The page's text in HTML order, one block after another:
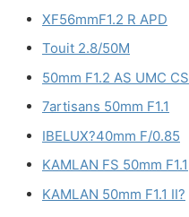
XF56mmF1.2 R APD
Touit 2.8/50M
50mm F1.2 AS UMC CS
7artisans 50mm F1.1
IBELUX?40mm F/0.85
KAMLAN FS 50mm F1.1
KAMLAN 50mm F1.1 II?